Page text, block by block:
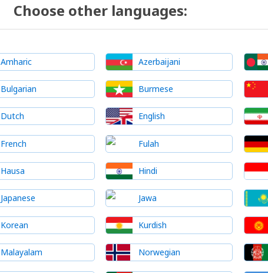
Choose other languages:
Amharic Azerbaijani
Bulgarian Burmese
Dutch English
French Fulah
Hausa Hindi
Japanese Jawa
Korean Kurdish
Malayalam Norwegian